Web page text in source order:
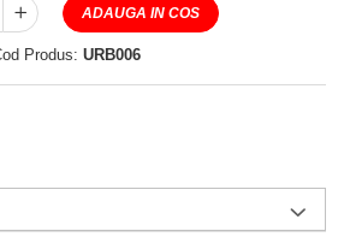
ADAUGA IN COS
Produs: URB006